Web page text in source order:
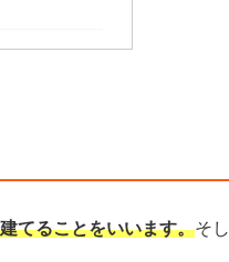
てることをいいます。そし